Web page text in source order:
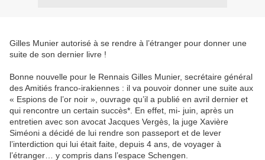
Gilles Munier autorisé à se rendre à l’étranger pour donner une
suite de son dernier livre !
Bonne nouvelle pour le Rennais Gilles Munier, secrétaire général
des Amitiés franco-irakiennes : il va pouvoir donner une suite aux
« Espions de l’or noir », ouvrage qu’il a publié en avril dernier et
qui rencontre un certain succès*. En effet, mi- juin, après un
entretien avec son avocat Jacques Vergès, la juge Xavière
Siméoni a décidé de lui rendre son passeport et de lever
l’interdiction qui lui était faite, depuis 4 ans, de voyager à
l’étranger… y compris dans l’espace Schengen.